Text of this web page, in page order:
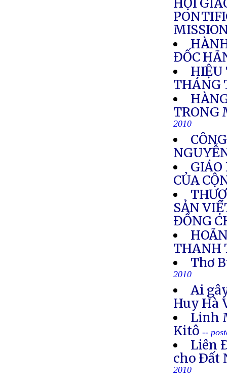
HỘI
ĐỐC
HIỆU
THÁNG
TRONG
2010
GIÁO
CỦA
SẢN
ĐỒNG
THANH
Thơ
2010
Ai
Huy Hà
Linh
Kitô --
Liên
cho Ðất
2010